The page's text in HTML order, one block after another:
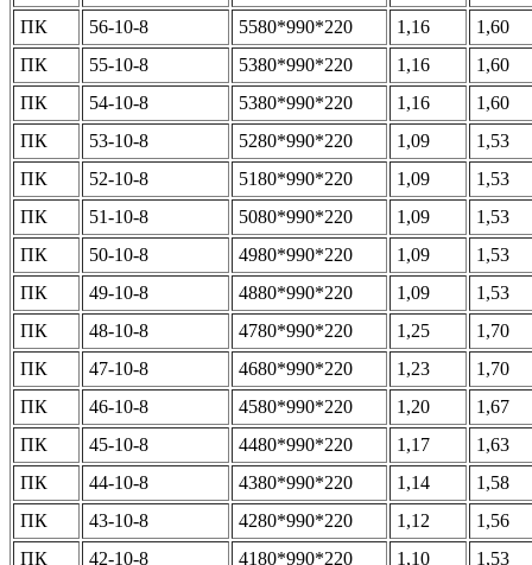
ПК
56-10-8 5580*990*220 1,16
1,60
ПК
55-10-8 5380*990*220 1,16
1,60
ПК
54-10-8 5380*990*220 1,16
1,60
ПК
53-10-8 5280*990*220 1,09
1,53
ПК
52-10-8 5180*990*220 1,09
1,53
ПК
51-10-8 5080*990*220 1,09
1,53
ПК
50-10-8 4980*990*220 1,09
1,53
ПК
49-10-8 4880*990*220 1,09
1,53
ПК
48-10-8 4780*990*220 1,25
1,70
ПК
47-10-8 4680*990*220 1,23
1,70
ПК
46-10-8 4580*990*220 1,20
1,67
ПК
45-10-8 4480*990*220 1,17
1,63
ПК
44-10-8 4380*990*220 1,14
1,58
ПК
43-10-8 4280*990*220 1,12
1,56
ПК
42-10-8 4180*990*220 1,10 1,53